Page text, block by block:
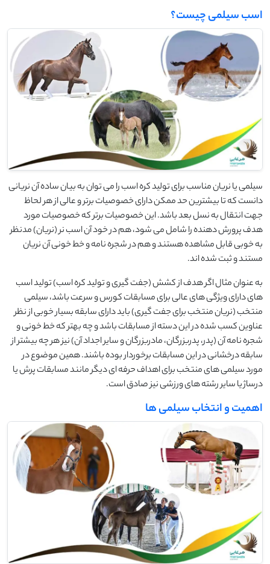
اسب سیلمی چیست؟
سیلمی یا نریان مناسب برای تولید کره اسب را می توان به بیان ساده آن نریانی
دانست که تا بیشترین حد ممکن دارای خصوصیات برتر و عالی از هر لحاظ
جهت انتقال به نسل بعد باشد. این خصوصیات برتر که خصوصیات مورد
هدف پرورش دهنده را شامل می شود، هم در خود آن اسب نر (نریان) مدنظر
به خوبی قابل مشاهده هستند و هم در شجره نامه و خط خونی آن نریان
مستند و ثبت شده اند.
به عنوان مثال اگر هدف از کشش (جفت گیری و تولید کره اسب) تولید اسب
های دارای ویژگی های عالی برای مسابقات کورس و سرعت باشد، سیلمی
منتخب (نریان منتخب برای جفت گیری) باید دارای سابقه بسیار خوبی از نظر
عناوین کسب شده در این دسته از مسابقات باشد و چه بهتر که خط خونی و
شجره نامه آن (پدر، پدربزرگان، مادربزرگان و سایر اجداد آن) نیز هر چه بیشتر از
سابقه درخشانی در این مسابقات برخوردار بوده باشند. همین موضوع در
مورد سیلمی های منتخب برای اهداف حرفه ای دیگر مانند مسابقات پرش یا
درساژ یا سایر رشته های ورزشی نیز صادق است.
اهمیت و انتخاب سیلمی ها